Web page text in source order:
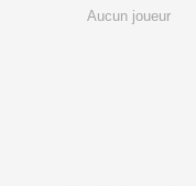
Aucun joueur